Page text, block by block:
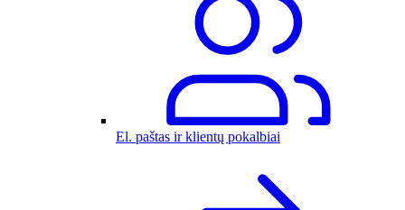
El. paštas ir klientų pokalbiai